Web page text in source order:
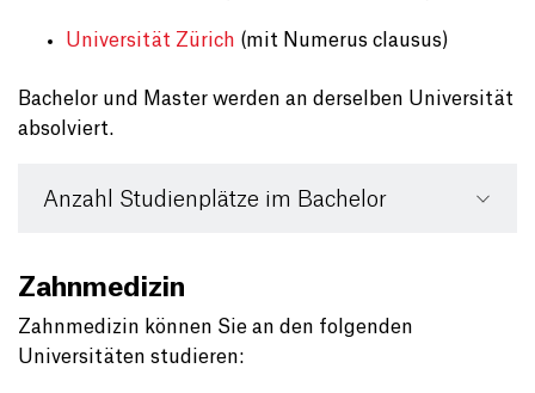
Universität Zürich (mit Numerus clausus)
Bachelor und Master werden an derselben Universität
absolviert.
Anzahl Studienplätze im Bachelor
Zahnmedizin
Zahnmedizin können Sie an den folgenden
Universitäten studieren: